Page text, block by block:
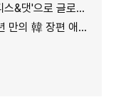
'으로 글로벌 질주
의 韓 장편 애니